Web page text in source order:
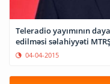
Teleradio yayımının
edilməsi səlahiyyəti
04-04-2015